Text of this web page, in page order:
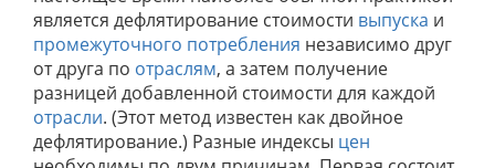
является дефлятирование стоимости выпуска и
промежуточного потребления независимо друг
от друга по отраслям, а затем получение
разницей добавленной стоимости для каждой
отрасли. (Этот метод известен как двойное
дефлятирование.) Разные индексы цен